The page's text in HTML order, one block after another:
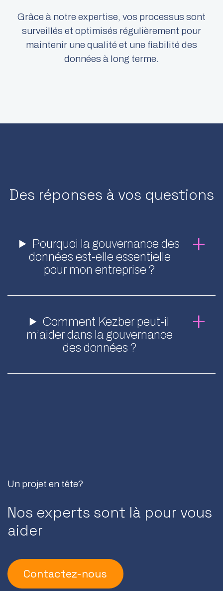
Grâce à notre expertise, vos processus sont
surveillés et optimisés régulièrement pour
maintenir une qualité et une fiabilité des
données à long terme.​
Des réponses à vos questions
Pourquoi la gouvernance des
données est-elle essentielle
pour mon entreprise ?
Comment Kezber peut-il
m’aider dans la gouvernance
des données ?
Un projet en tête?
Nos experts sont là pour vous
aider
Contactez-nous